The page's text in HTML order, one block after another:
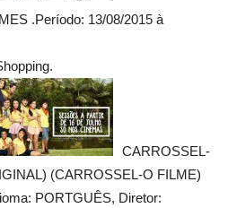
.Período: 13/08/2015 à
CARROSSEL-
(CARROSSEL-O FILME)
PORTGUÊS, Diretor: